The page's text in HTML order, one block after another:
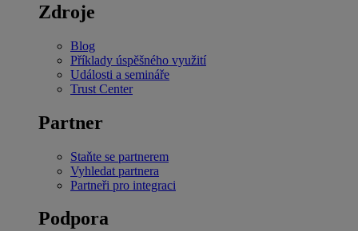
Zdroje
Blog
Příklady úspěšného využití
Události a semináře
Trust Center
Partner
Staňte se partnerem
Vyhledat partnera
Partneři pro integraci
Podpora